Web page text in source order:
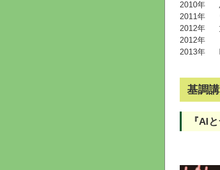
2010年
2011年
2012年
2012年
2013年
基調
『AI